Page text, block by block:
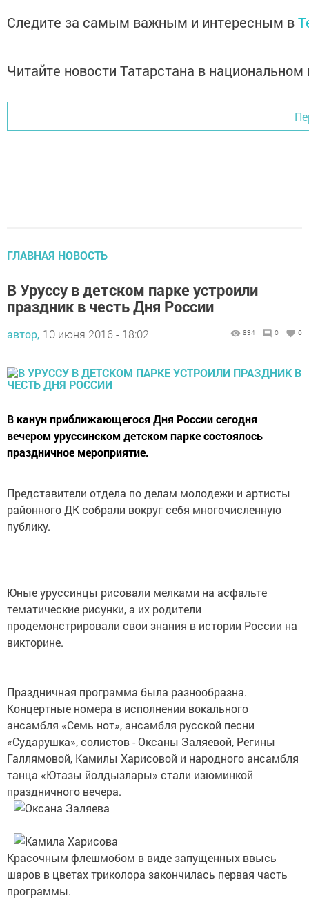
Следите за самым важным и интересным в
Читайте новости Татарстана в
ГЛАВНАЯ НОВОСТЬ
В Уруссу в детском парке устроили
праздник в честь Дня России
автор, 10 июня 2016 - 18:02 834 0 0
В канун приближающегося Дня России сегодня
вечером уруссинском детском парке состоялось
праздничное мероприятие.
Представители отдела по делам молодежи и артисты
районного ДК собрали вокруг себя многочисленную
публику.
Юные уруссинцы рисовали мелками на асфальте
тематические рисунки, а их родители
продемонстрировали свои знания в истории России на
викторине.
Праздничная программа была разнообразна.
Концертные номера в исполнении вокального
ансамбля «Семь нот», ансамбля русской песни
«Сударушка», солистов - Оксаны Заляевой, Регины
Галлямовой, Камилы Харисовой и народного ансамбля
танца «Ютазы йолдызлары» стали изюминкой
праздничного вечера.
Красочным флешмобом в виде запущенных ввысь
шаров в цветах триколора закончилась первая часть
программы.